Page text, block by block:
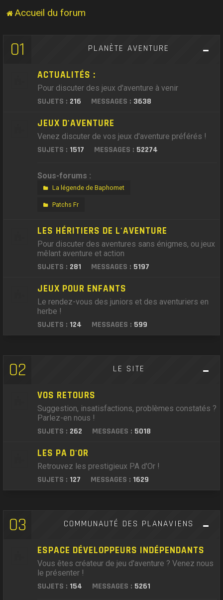
Accueil du forum
01 PLANÈTE AVENTURE
ACTUALITÉS :
Pour discuter des jeux d'aventure à venir
SUJETS : 216 MESSAGES : 3638
JEUX D'AVENTURE
Venez discuter de vos jeux d'aventure préférés !
SUJETS : 1517 MESSAGES : 52274
Sous-forums :
La légende de Baphomet
Patchs Fr
LES HÉRITIERS DE L'AVENTURE
Pour discuter des aventures sans énigmes, ou jeux
mêlant aventure et action
SUJETS : 281 MESSAGES : 5197
JEUX POUR ENFANTS
Le rendez-vous des juniors et des aventuriers en
herbe !
SUJETS : 124 MESSAGES : 599
02 LE SITE
VOS RETOURS
Suggestion, insatisfactions, problèmes constatés ?
Parlez-en nous !
SUJETS : 262 MESSAGES : 5018
LES PA D'OR
Retrouvez les prestigieux PA d'Or !
SUJETS : 127 MESSAGES : 1629
03 COMMUNAUTÉ DES PLANAVIENS
ESPACE DÉVELOPPEURS INDÉPENDANTS
Vous êtes créateur de jeu d'aventure ? Venez nous
le présenter !
SUJETS : 154 MESSAGES : 5261